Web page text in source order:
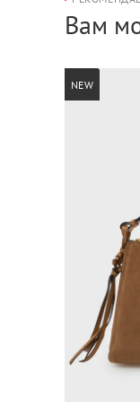
Вам
NEW